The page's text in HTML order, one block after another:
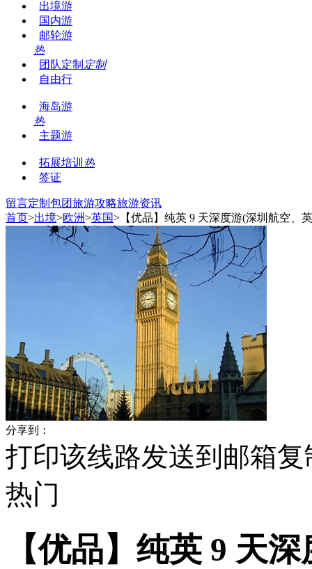
出境游
国内游
邮轮游
热
团队定制 定制
自由行
海岛游
热
主题游
拓展培训 热
签证
留言定制包团旅游攻略旅游资讯
首页>出境>欧洲>英国>【优品】纯英 9 天深度游(深圳航空、
分享到：
打印该线路发送到邮箱复
热门
【优品】纯英 9 天